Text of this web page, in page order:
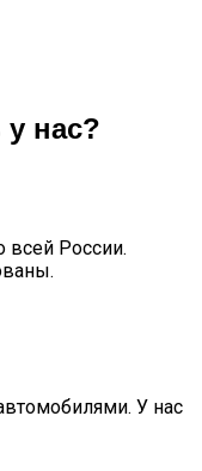
у нас?
всей России.
У нас